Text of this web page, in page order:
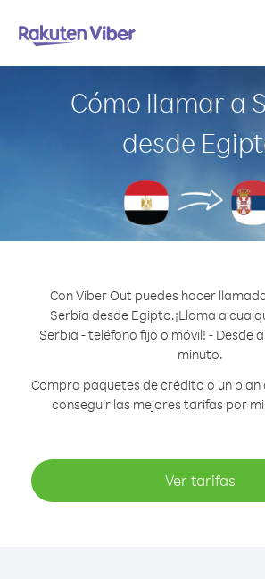
Cómo llamar a
desde
Con Viber Out puedes hacer
Serbia desde Egipto.¡Llama a
Serbia - teléfono fijo o móvil! - Desde
minuto.
Compra paquetes de crédito o un
conseguir las mejores tarifas por
Ver tarifas